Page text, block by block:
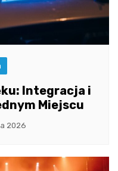
Integracja i
Miejscu
2026